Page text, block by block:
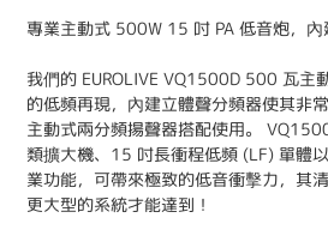
專業主動式 500W 15 吋 PA 低音炮，
我們的 EUROLIVE VQ1500D 500 瓦主
的低頻再現，內建立體聲分頻器使其非
主動式兩分頻揚聲器搭配使用。
類擴大機、15 吋長衝程低頻 (LF) 單體
業功能，可帶來極致的低音衝擊力，其
更大型的系統才能達到！